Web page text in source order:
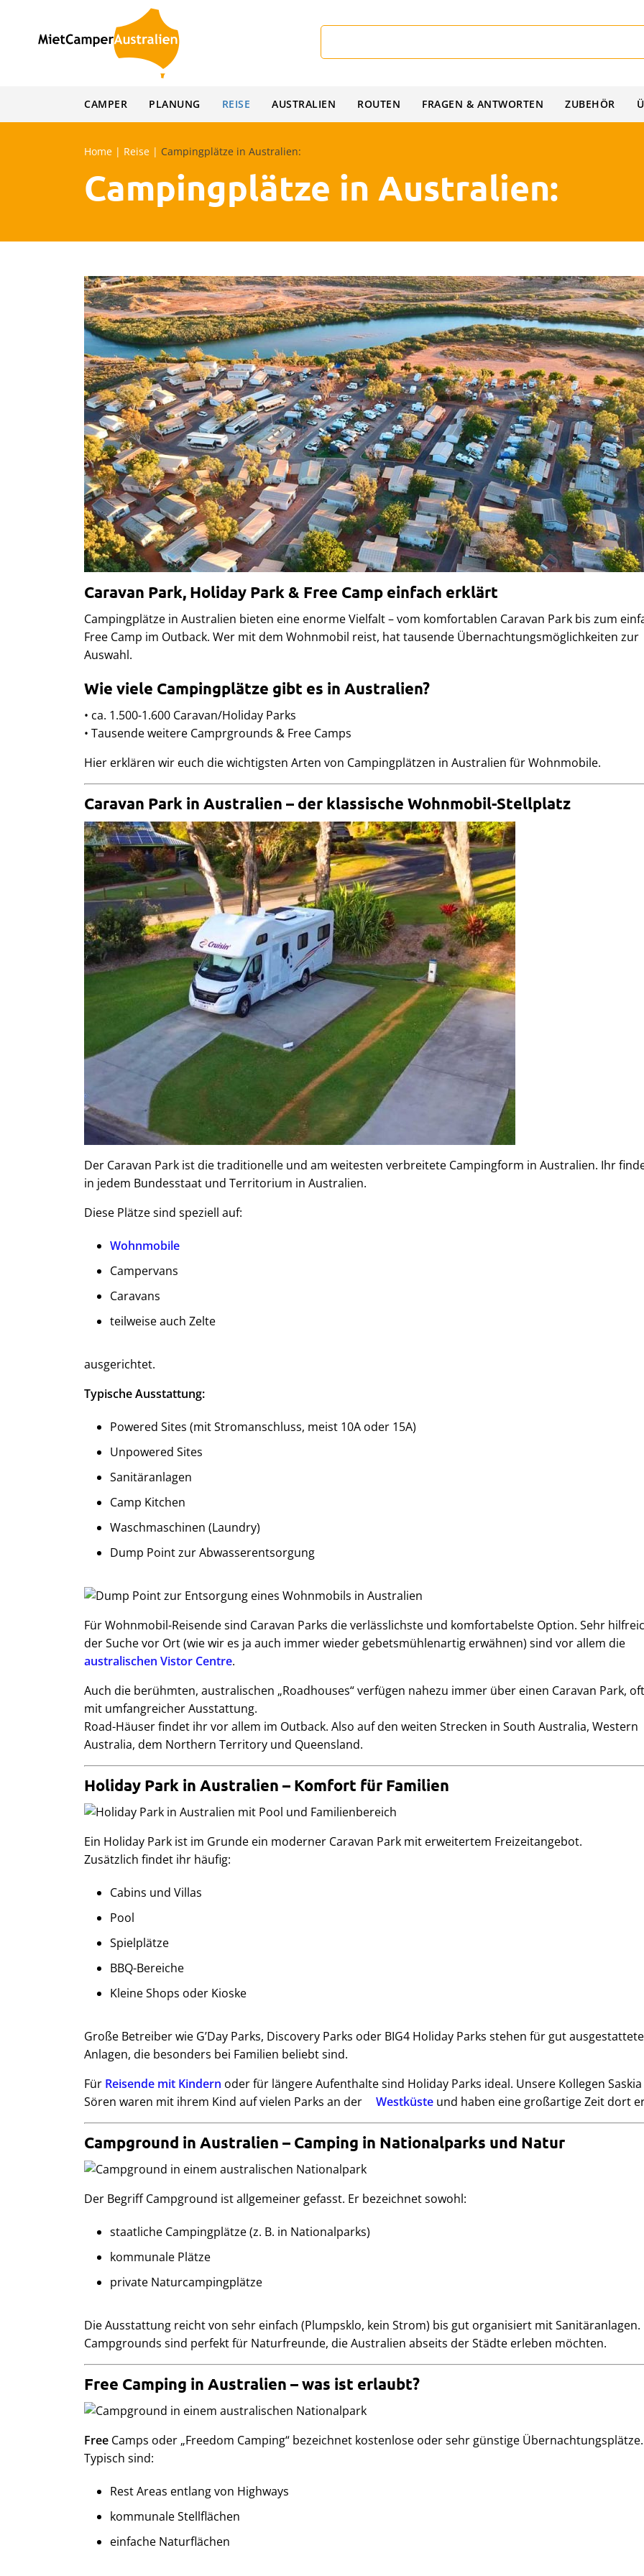
content
CAMPER PLANUNG REISE AUSTRALIEN ROUTEN FRAGEN & ANTWORTEN ZUBEHÖR
Home | Reise | Campingplätze in Australien:
Campingplätze in Australien:
Caravan Park, Holiday Park & Free Camp einfach erklärt
Campingplätze in Australien bieten eine enorme Vielfalt – vom komfortablen Caravan Park bis zum
Free Camp im Outback. Wer mit dem Wohnmobil reist, hat tausende Übernachtungsmöglichkeiten zur
Auswahl.
Wie viele Campingplätze gibt es in Australien?
• ca. 1.500-1.600 Caravan/Holiday Parks
• Tausende weitere Camprgrounds & Free Camps
Hier erklären wir euch die wichtigsten Arten von Campingplätzen in Australien für Wohnmobile.
Caravan Park in Australien – der klassische Wohnmobil-Stellplatz
Der Caravan Park ist die traditionelle und am weitesten verbreitete Campingform in Australien. Ihr
in jedem Bundesstaat und Territorium in Australien.
Diese Plätze sind speziell auf:
Wohnmobile
Campervans
Caravans
teilweise auch Zelte
ausgerichtet.
Typische Ausstattung:
Powered Sites (mit Stromanschluss, meist 10A oder 15A)
Unpowered Sites
Sanitäranlagen
Camp Kitchen
Waschmaschinen (Laundry)
Dump Point zur Abwasserentsorgung
Für Wohnmobil-Reisende sind Caravan Parks die verlässlichste und komfortabelste Option. Sehr
der Suche vor Ort (wie wir es ja auch immer wieder gebetsmühlenartig erwähnen) sind vor allem die
australischen Vistor Centre.
Auch die berühmten, australischen „Roadhouses“ verfügen nahezu immer über einen Caravan Park,
mit umfangreicher Ausstattung.
Road-Häuser findet ihr vor allem im Outback. Also auf den weiten Strecken in South Australia, Western
Australia, dem Northern Territory und Queensland.
Holiday Park in Australien – Komfort für Familien
Ein Holiday Park ist im Grunde ein moderner Caravan Park mit erweitertem Freizeitangebot.
Zusätzlich findet ihr häufig:
Cabins und Villas
Pool
Spielplätze
BBQ-Bereiche
Kleine Shops oder Kioske
Große Betreiber wie G’Day Parks, Discovery Parks oder BIG4 Holiday Parks stehen für gut ausgestattete
Anlagen, die besonders bei Familien beliebt sind.
Für Reisende mit Kindern oder für längere Aufenthalte sind Holiday Parks ideal. Unsere Kollegen
Sören waren mit ihrem Kind auf vielen Parks an der
Westküste und haben eine großartige Zeit dort
Campground in Australien – Camping in Nationalparks und Natur
Der Begriff Campground ist allgemeiner gefasst. Er bezeichnet sowohl:
staatliche Campingplätze (z. B. in Nationalparks)
kommunale Plätze
private Naturcampingplätze
Die Ausstattung reicht von sehr einfach (Plumpsklo, kein Strom) bis gut organisiert mit Sanitäranlagen.
Campgrounds sind perfekt für Naturfreunde, die Australien abseits der Städte erleben möchten.
Free Camping in Australien – was ist erlaubt?
Free Camps oder „Freedom Camping“ bezeichnet kostenlose oder sehr günstige Übernachtungsplätze.
Typisch sind:
Rest Areas entlang von Highways
kommunale Stellflächen
einfache Naturflächen